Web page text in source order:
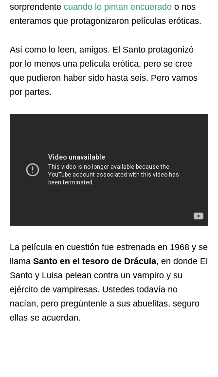
sorprendente cuando lo pintan encuerado o nos
enteramos que protagonizaron películas eróticas.
Así como lo leen, amigos. El Santo protagonizó
por lo menos una película erótica, pero se cree
que pudieron haber sido hasta seis. Pero vamos
por partes.
La película en cuestión fue estrenada en 1968 y se
llama Santo en el tesoro de Drácula, en donde El
Santo y Luisa pelean contra un vampiro y su
ejército de vampiresas. Ustedes todavía no
nacían, pero pregúntenle a sus abuelitas, seguro
ellas se acuerdan.